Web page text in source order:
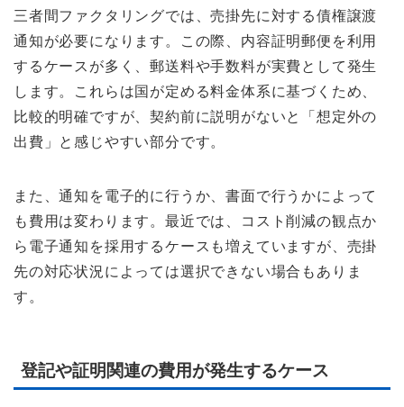
三者間ファクタリングでは、売掛先に対する債権譲渡
通知が必要になります。この際、内容証明郵便を利用
するケースが多く、郵送料や手数料が実費として発生
します。これらは国が定める料金体系に基づくため、
比較的明確ですが、契約前に説明がないと「想定外の
出費」と感じやすい部分です。
また、通知を電子的に行うか、書面で行うかによって
も費用は変わります。最近では、コスト削減の観点か
ら電子通知を採用するケースも増えていますが、売掛
先の対応状況によっては選択できない場合もありま
す。
登記や証明関連の費用が発生するケース